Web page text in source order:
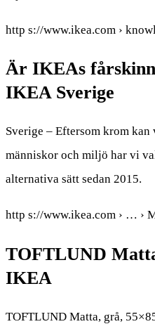
http s://www.ikea.com ›
Är IKEAs
IKEA Sverige
Sverige – Eftersom krom
människor och miljö har vi
alternativa sätt sedan 2015.
http s://www.ikea.com › … ›
TOFTLUND
IKEA
TOFTLUND Matta, grå,